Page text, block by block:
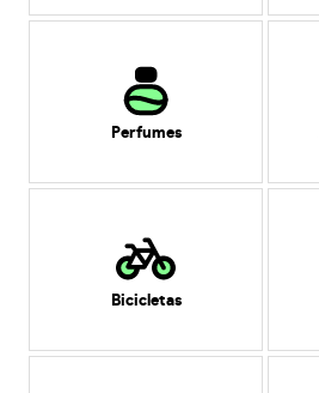
Perfumes
Bicicletas